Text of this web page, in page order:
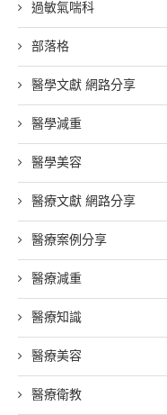
過敏氣喘科
部落格
醫學文獻 網路分享
醫學減重
醫學美容
醫療文獻 網路分享
醫療案例分享
醫療減重
醫療知識
醫療美容
醫療衛教